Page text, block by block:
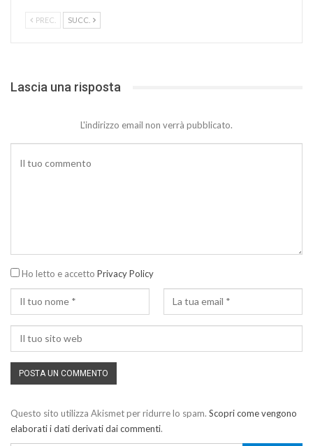
PREC. SUCC.
Lascia una risposta
L'indirizzo email non verrà pubblicato.
Ho letto e accetto Privacy Policy
Questo sito utilizza Akismet per ridurre lo spam. Scopri come vengono
elaborati i dati derivati dai commenti.